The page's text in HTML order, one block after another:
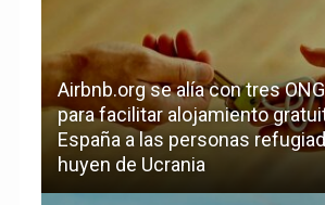
Airbnb.org se alía con tres
para facilitar alojamiento
España a las personas
huyen de Ucrania